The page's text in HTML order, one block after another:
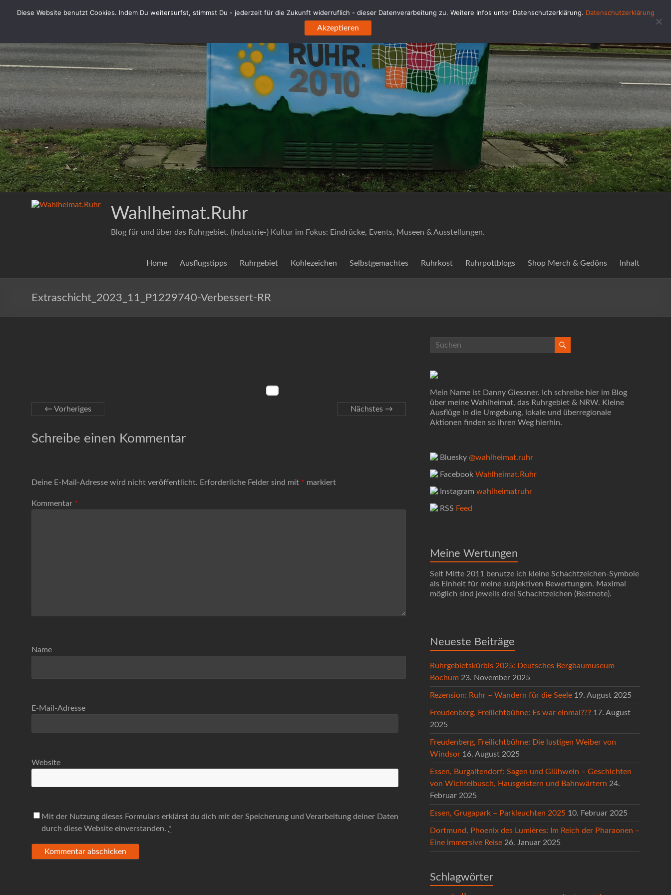
Inhalt
Wahlheimat.Ruhr
Blog für und über das Ruhrgebiet. (Industrie-) Kultur im Fokus: Eindrücke, Events, Museen & Ausstellungen.
Home Ausflugstipps Ruhrgebiet Kohlezeichen Selbstgemachtes Ruhrkost Ruhrpottblogs Shop Merch & Gedöns Inhalt
Extraschicht_2023_11_P1229740-Verbessert-RR
← Vorheriges Nächstes →
Schreibe einen Kommentar
Deine E-Mail-Adresse wird nicht veröffentlicht. Erforderliche Felder sind mit * markiert
Kommentar *
Name
E-Mail-Adresse
Website
Mit der Nutzung dieses Formulars erklärst du dich mit der Speicherung und Verarbeitung deiner Daten
durch diese Website einverstanden. *
Mein Name ist Danny Giessner. Ich schreibe hier im Blog
über meine Wahlheimat, das Ruhrgebiet & NRW. Kleine
Ausflüge in die Umgebung, lokale und überregionale
Aktionen finden so ihren Weg hierhin.
Bluesky @wahlheimat.ruhr
Facebook Wahlheimat.Ruhr
Instagram wahlheimatruhr
RSS Feed
Meine Wertungen
Seit Mitte 2011 benutze ich kleine Schachtzeichen-Symbole
als Einheit für meine subjektiven Bewertungen. Maximal
möglich sind jeweils drei Schachtzeichen (Bestnote).
Neueste Beiträge
Ruhrgebietskürbis 2025: Deutsches Bergbaumuseum
Bochum 23. November 2025
Rezension: Ruhr – Wandern für die Seele 19. August 2025
Freudenberg, Freilichtbühne: Es war einmal??? 17. August
2025
Freudenberg, Freilichtbühne: Die lustigen Weiber von
Windsor 16. August 2025
Essen, Burgaltendorf: Sagen und Glühwein – Geschichten
von Wichtelbusch, Hausgeistern und Bahnwärtern 24.
Februar 2025
Essen, Grugapark – Parkleuchten 2025 10. Februar 2025
Dortmund, Phoenix des Lumières: Im Reich der Pharaonen –
Eine immersive Reise 26. Januar 2025
Schlagwörter
Diese Website benutzt Cookies. Indem Du weitersurfst, stimmst Du - jederzeit für die Zukunft widerruflich - dieser Datenverarbeitung zu. Weitere Infos unter Datenschutzerklärung. Datenschutzerklärung
Akzeptieren